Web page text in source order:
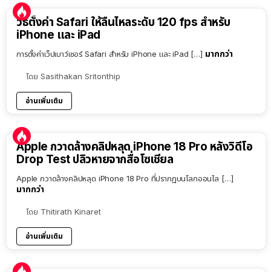
วิธีตั้งค่า Safari ให้ลื่นไหลระดับ 120 fps สำหรับ
iPhone และ iPad
การตั้งค่าเว็ปเบาว์เซอร์ Safari สำหรับ iPhone และ iPad […] มากกว่า
โดย Sasithakan Sritonthip
อ่านเพิ่มเติม
Apple กวาดล้างคลิปหลุด iPhone 18 Pro หลังวิดีโอ
Drop Test ปลิวหายจากสื่อโซเชียล
Apple กวาดล้างคลิปหลุด iPhone 18 Pro ที่ปรากฏบนโลกออนไล […]
มากกว่า
โดย Thitirath Kinaret
อ่านเพิ่มเติม